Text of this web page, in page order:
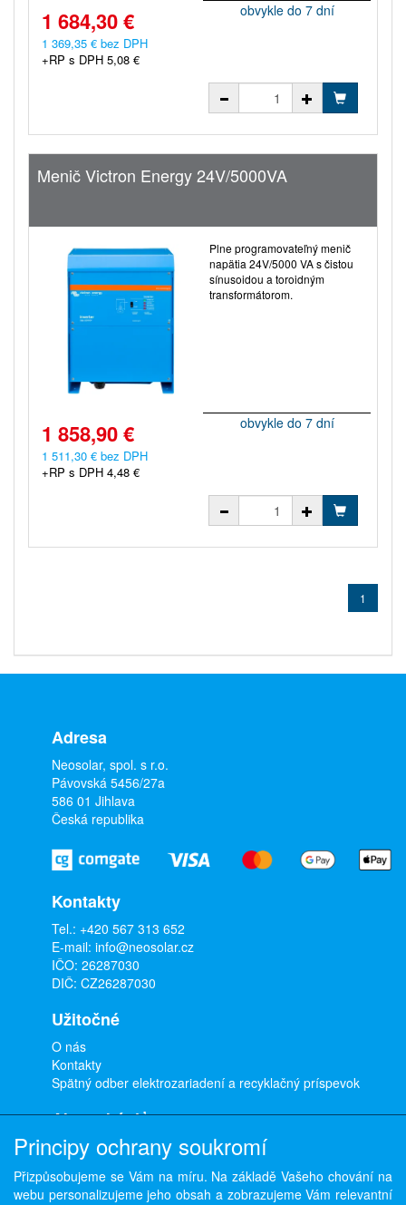
1 684,30 €
1 369,35 € bez DPH
+RP s DPH 5,08 €
obvykle do 7 dní
Menič Victron Energy 24V/5000VA
Plne programovateľný menič
napätia 24V/5000 VA s čistou
sínusoidou a toroidným
transformátorom.
1 858,90 €
1 511,30 € bez DPH
+RP s DPH 4,48 €
obvykle do 7 dní
1
Adresa
Neosolar, spol. s r.o.
Pávovská 5456/27a
586 01 Jihlava
Česká republika
Kontakty
Tel.: +420 567 313 652
E-mail: info@neosolar.cz
IČO: 26287030
DIČ: CZ26287030
Užitočné
O nás
Kontakty
Spätný odber elektrozariadení a recyklačný príspevok
Ako nakúpiť
Doprava a platba
Obchodné podmienky
Ochrana osobných údajov
Odstúpenie od zmluvy
Principy ochrany soukromí
Přizpůsobujeme se Vám na míru. Na základě Vašeho chování na
webu personalizujeme jeho obsah a zobrazujeme Vám relevantní